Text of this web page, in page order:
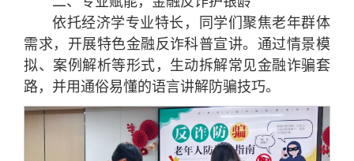
依托经济学专业特长，同学们聚焦老年群体
需求，开展特色金融反诈科普宣讲。通过情景模
拟、案例解析等形式，生动拆解常见金融诈骗套
路，并用通俗易懂的语言讲解防骗技巧。